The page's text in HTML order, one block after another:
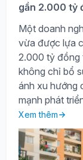
gần 2.000 tỷ
Một doanh
vừa được lựa
2.000 tỷ đồng
không chỉ bổ
ánh xu hướng
mạnh phát
Xem thêm